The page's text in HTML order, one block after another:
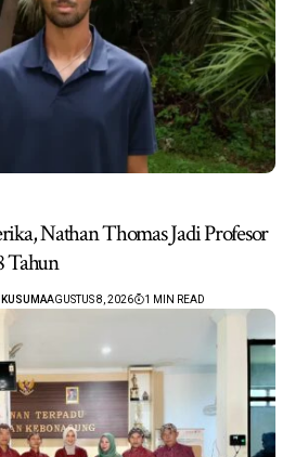
Nathan Thomas Jadi Profesor
Tahun
KUSUMAAGUSTUS 8, 2026 1 MIN READ